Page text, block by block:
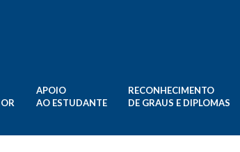
APOIO
AO ESTUDANTE
RECONHECIMENTO
DE GRAUS E DIPLOMAS